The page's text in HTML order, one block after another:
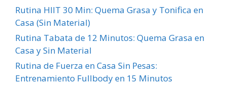
Rutina HIIT 30 Min: Quema Grasa y Tonifica en
Casa (Sin Material)
Rutina Tabata de 12 Minutos: Quema Grasa en
Casa y Sin Material
Rutina de Fuerza en Casa Sin Pesas:
Entrenamiento Fullbody en 15 Minutos